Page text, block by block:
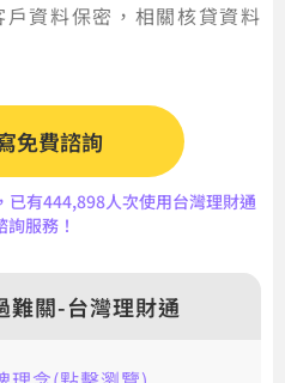
資料保密，相關核貸資料
免費諮詢
已有444,898人次使用台灣理財通
詢服務！
難關-台灣理財通